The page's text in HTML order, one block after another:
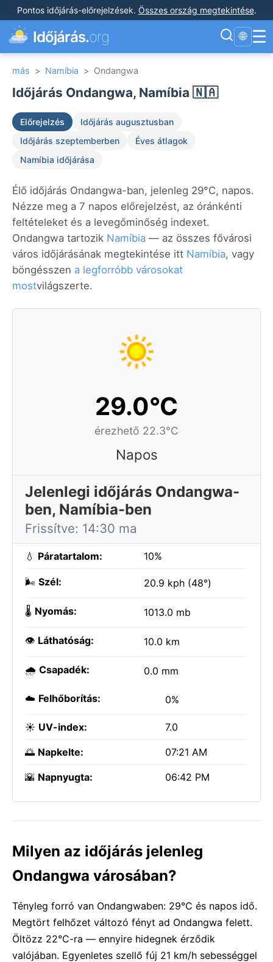
Pontos időjárás-előrejelzések. Összes ország megtekintése.
Időjárás.org 🌐 ☰
más > Namíbia > Ondangwa
Időjárás Ondangwa, Namíbia 🇳🇦
Előrejelzés
Időjárás augusztusban
Időjárás szeptemberben
Éves átlagok
Namíbia időjárása
Élő időjárás Ondangwa-ban, jelenleg 29°C, napos.
Nézze meg a 7 napos előrejelzést, az óránkénti
feltételeket és a levegőminőség indexet.
Ondangwa tartozik Namíbia — az összes fővárosi
város időjárásának megtekintése itt Namíbia, vagy
böngésszen a legforróbb városokat
mostvilágszerte.
29.0°C
érezhető 22.3°C
Napos
Jelenlegi időjárás Ondangwa-
ben, Namíbia-ben
Frissítve: 14:30 ma
💧 Páratartalom: 10%
🌬️ Szél: 20.9 kph (48°)
🌡️ Nyomás: 1013.0 mb
👁️ Láthatóság: 10.0 km
🌧️ Csapadék: 0.0 mm
☁️ Felhőborítás: 0%
☀️ UV-index: 7.0
🌅 Napkelte: 07:21 AM
🌇 Napnyugta: 06:42 PM
Milyen az időjárás jelenleg
Ondangwa városában?
Tényleg forró van Ondangwaben: 29°C és napos idő.
Megtört felhőzet változó fényt ad Ondangwa felett.
Öltözz 22°C-ra — ennyire hidegnek érződik
valójában. Egyenletes szellő fúj 21 km/h sebességgel